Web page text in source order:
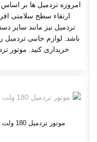
امروزه تردمیل ها بر اساس
ارتقاء سطح سلامتی
تردمیل نیز مانند سایر
باشد. لوازم جانبی تردمیل
خریداری کنید. موتور
موتور تردمیل 180 ولت 1.75 HP DC طول 17 سانت مدل B